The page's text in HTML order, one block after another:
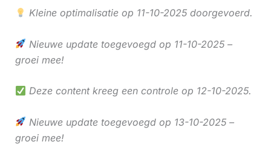
Kleine optimalisatie op 11-10-2025 doorgevoerd.
Nieuwe update toegevoegd op 11-10-2025 –
groei mee!
Deze content kreeg een controle op 12-10-2025.
Nieuwe update toegevoegd op 13-10-2025 –
groei mee!